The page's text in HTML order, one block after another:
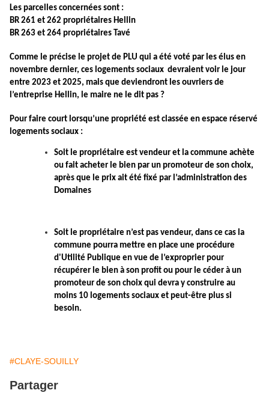
Les parcelles concernées sont :
BR 261 et 262 propriétaires Hellin
BR 263 et 264 propriétaires Tavé
Comme le précise le projet de PLU qui a été voté par les élus en
novembre dernier, ces logements sociaux devraient voir le jour
entre 2023 et 2025, mais que deviendront les ouvriers de
l’entreprise Hellin, le maire ne le dit pas ?
Pour faire court lorsqu’une propriété est classée en espace réservé
logements sociaux :
Soit le propriétaire est vendeur et la commune achète
ou fait acheter le bien par un promoteur de son choix,
après que le prix ait été fixé par l’administration des
Domaines
Soit le propriétaire n’est pas vendeur, dans ce cas la
commune pourra mettre en place une procédure
d'Utilité Publique en vue de l’exproprier pour
récupérer le bien à son profit ou pour le céder à un
promoteur de son choix qui devra y construire au
moins 10 logements sociaux et peut-être plus si
besoin.
#CLAYE-SOUILLY
Partager